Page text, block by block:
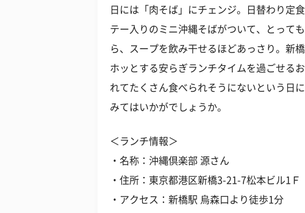
日には「肉そば」にチェンジ。日替わり定
テー入りのミニ沖縄そばがついて、とって
ら、スープを飲み干せるほどあっさり。新
ホッとする安らぎランチタイムを過ごせる
れてたくさん食べられそうにないという日
みてはいかがでしょうか。
＜ランチ情報＞
・名称：沖縄倶楽部 源さん
・住所：東京都港区新橋3-21-7松本ビル1Ｆ
・アクセス：新橋駅 烏森口より徒歩1分